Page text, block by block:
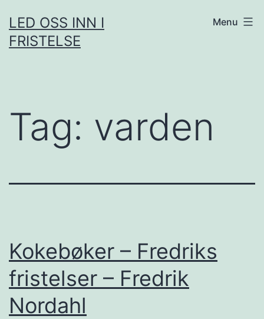
to
content
LED OSS INN I
FRISTELSE
Menu
Tag: varden
Kokebøker – Fredriks
fristelser – Fredrik
Nordahl